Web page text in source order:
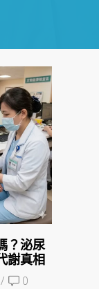
？泌尿
謝真相
/
0